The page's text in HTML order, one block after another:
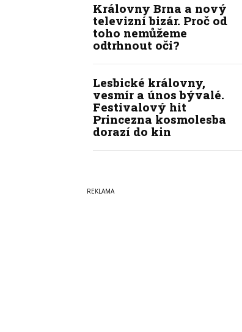
Královny Brna a nový
televizní bizár. Proč od
toho nemůžeme
odtrhnout oči?
Lesbické královny,
vesmír a únos bývalé.
Festivalový hit
Princezna kosmolesba
dorazí do kin